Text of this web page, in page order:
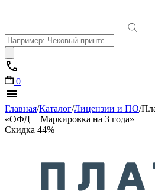
Поиск
товаров
0
Главная/Каталог/Лицензии и ПО/
«ОФД + Маркировка на 3 года»
Скидка 44%